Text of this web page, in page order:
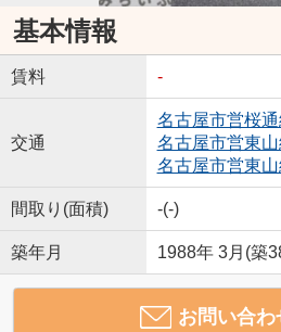
基本情報
賃料 -
交通
名古屋市営桜通
名古屋市営東山
名古屋市営東山
間取り(面積) -(-)
築年月 1988年 3月(築
お問い合わ